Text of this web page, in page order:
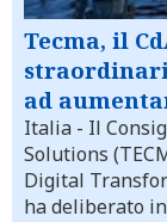
Tecma, il
ad
Italia - Il
Solutions
Digital
ha deliberato